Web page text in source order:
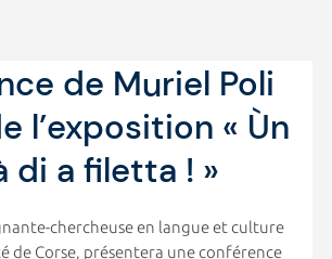
de Muriel Poli
l’exposition « Ùn
di a filetta ! »
chercheuse en langue et culture
de Corse, présentera une conférence